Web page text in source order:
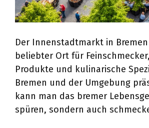
Der Innenstadtmarkt in
beliebter Ort für
Produkte und kulinarische
Bremen und der Umgebung
kann man das bremer
spüren, sondern auch